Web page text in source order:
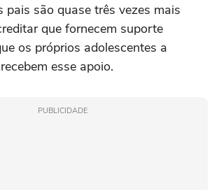
pais são quase três vezes mais
que fornecem suporte
os próprios adolescentes a
esse apoio.
PUBLICIDADE